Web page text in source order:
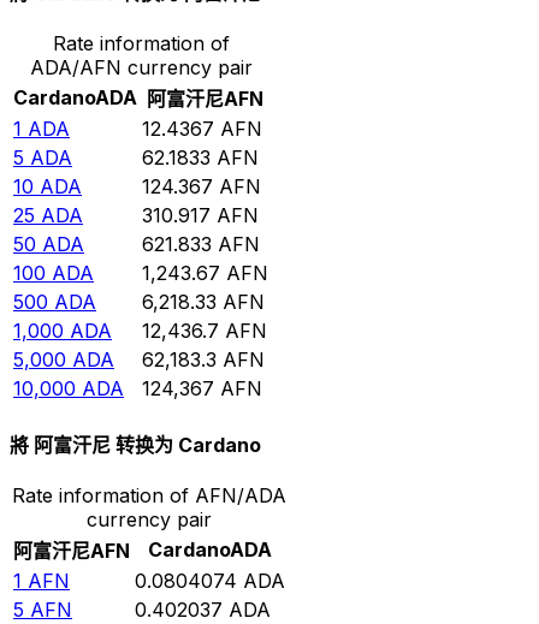
Rate information of
ADA/AFN currency pair
CardanoADA 阿富汗尼AFN
1 ADA 12.4367 AFN
5 ADA 62.1833 AFN
10 ADA 124.367 AFN
25 ADA 310.917 AFN
50 ADA 621.833 AFN
100 ADA 1,243.67 AFN
500 ADA 6,218.33 AFN
1,000 ADA 12,436.7 AFN
5,000 ADA 62,183.3 AFN
10,000 ADA 124,367 AFN
將 阿富汗尼 转换为 Cardano
Rate information of AFN/ADA
currency pair
阿富汗尼AFN CardanoADA
1 AFN 0.0804074 ADA
5 AFN 0.402037 ADA